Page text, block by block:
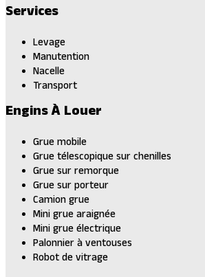
Services
Levage
Manutention
Nacelle
Transport
Engins À Louer
Grue mobile
Grue télescopique sur chenilles
Grue sur remorque
Grue sur porteur
Camion grue
Mini grue araignée
Mini grue électrique
Palonnier à ventouses
Robot de vitrage